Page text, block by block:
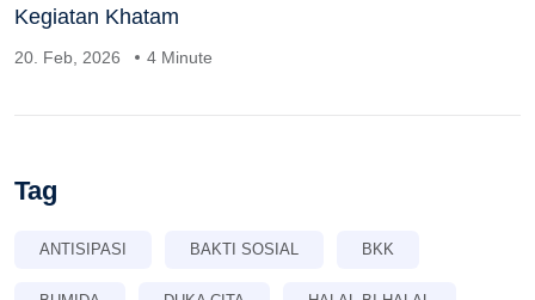
Kegiatan Khatam
20. Feb, 2026 4 Minute
Tag
ANTISIPASI BAKTI SOSIAL BKK